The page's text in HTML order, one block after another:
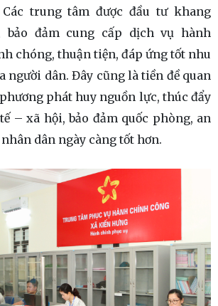
trung tâm được đầu tư khang
bảo đảm cung cấp dịch vụ hành
chóng, thuận tiện, đáp ứng tốt nhu
người dân. Đây cũng là tiền đề quan
phát huy nguồn lực, thúc đẩy
– xã hội, bảo đảm quốc phòng, an
dân ngày càng tốt hơn.